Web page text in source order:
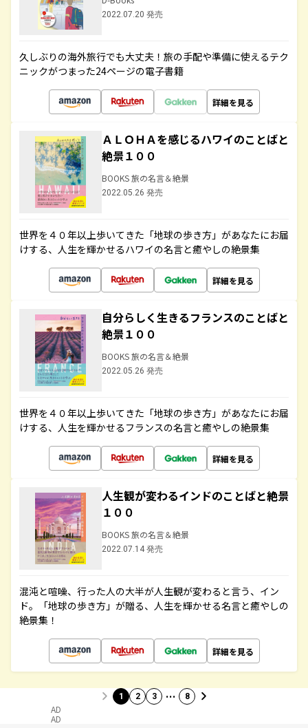
2022.07.20 発売
久しぶりの海外旅行でも大丈夫！旅の手配や準備に使えるテク
ニックがつまった24ページの電子書籍
詳細を見る
ＡＬＯＨＡを感じるハワイのことばと
絶景１００
BOOKS 旅の名言＆絶景
2022.05.26 発売
世界を４０年以上歩いてきた「地球の歩き方」があなたにお届
けする、人生を輝かせるハワイの名言と癒やしの絶景集
詳細を見る
自分らしく生きるフランスのことばと
絶景１００
BOOKS 旅の名言＆絶景
2022.05.26 発売
世界を４０年以上歩いてきた「地球の歩き方」があなたにお届
けする、人生を輝かせるフランスの名言と癒やしの絶景集
詳細を見る
人生観が変わるインドのことばと絶景
１００
BOOKS 旅の名言＆絶景
2022.07.14 発売
混沌と喧噪、行った人の大半が人生観が変わると言う、イン
ド。「地球の歩き方」が贈る、人生を輝かせる名言と癒やしの
絶景集！
詳細を見る
1 2 3 … 8
AD
AD